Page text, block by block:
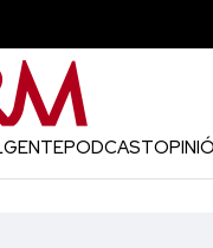
GENTEPODCAST